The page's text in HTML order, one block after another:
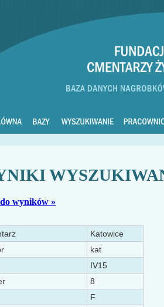
wyników »
Katowice
kat
IV15
8
F